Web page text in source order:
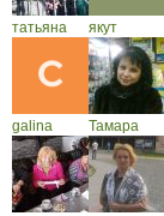
татьяна якут
galina Тамара